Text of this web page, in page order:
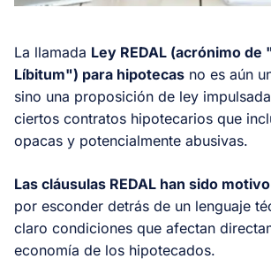
La llamada Ley REDAL (acrónimo de
Líbitum") para hipotecas no es aún
sino una proposición de ley
ciertos contratos hipotecarios que
opacas y potencialmente abusivas.
Las cláusulas REDAL han sido
por esconder detrás de un lenguaje
claro condiciones que afectan
economía de los hipotecados.